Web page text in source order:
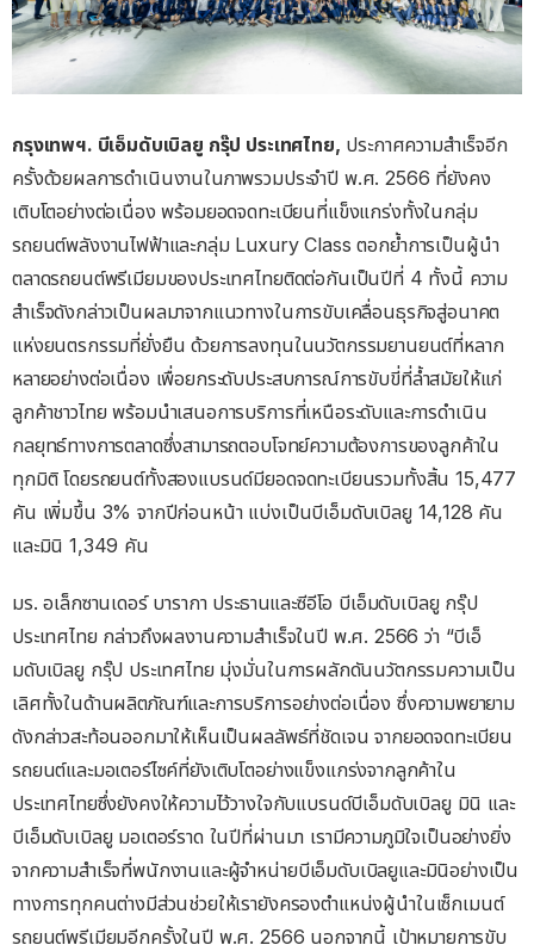
กรุงเทพฯ. บีเอ็มดับเบิลยู กรุ๊ป ประเทศไทย, ประกาศความสำเร็จอีก
ครั้งด้วยผลการดำเนินงานในภาพรวมประจำปี พ.ศ. 2566 ที่ยังคง
เติบโตอย่างต่อเนื่อง พร้อมยอดจดทะเบียนที่แข็งแกร่งทั้งในกลุ่ม
รถยนต์พลังงานไฟฟ้าและกลุ่ม Luxury Class ตอกย้ำการเป็นผู้นำ
ตลาดรถยนต์พรีเมียมของประเทศไทยติดต่อกันเป็นปีที่ 4 ทั้งนี้ ความ
สำเร็จดังกล่าวเป็นผลมาจากแนวทางในการขับเคลื่อนธุรกิจสู่อนาคต
แห่งยนตรกรรมที่ยั่งยืน ด้วยการลงทุนในนวัตกรรมยานยนต์ที่หลาก
หลายอย่างต่อเนื่อง เพื่อยกระดับประสบการณ์การขับขี่ที่ล้ำสมัยให้แก่
ลูกค้าชาวไทย พร้อมนำเสนอการบริการที่เหนือระดับและการดำเนิน
กลยุทธ์ทางการตลาดซึ่งสามารถตอบโจทย์ความต้องการของลูกค้าใน
ทุกมิติ โดยรถยนต์ทั้งสองแบรนด์มียอดจดทะเบียนรวมทั้งสิ้น 15,477
คัน เพิ่มขึ้น 3% จากปีก่อนหน้า แบ่งเป็นบีเอ็มดับเบิลยู 14,128 คัน
และมินิ 1,349 คัน
มร. อเล็กซานเดอร์ บารากา ประธานและซีอีโอ บีเอ็มดับเบิลยู กรุ๊ป
ประเทศไทย กล่าวถึงผลงานความสำเร็จในปี พ.ศ. 2566 ว่า “บีเอ็
มดับเบิลยู กรุ๊ป ประเทศไทย มุ่งมั่นในการผลักดันนวัตกรรมความเป็น
เลิศทั้งในด้านผลิตภัณฑ์และการบริการอย่างต่อเนื่อง ซึ่งความพยายาม
ดังกล่าวสะท้อนออกมาให้เห็นเป็นผลลัพธ์ที่ชัดเจน จากยอดจดทะเบียน
รถยนต์และมอเตอร์ไซค์ที่ยังเติบโตอย่างแข็งแกร่งจากลูกค้าใน
ประเทศไทยซึ่งยังคงให้ความไว้วางใจกับแบรนด์บีเอ็มดับเบิลยู มินิ และ
บีเอ็มดับเบิลยู มอเตอร์ราด ในปีที่ผ่านมา เรามีความภูมิใจเป็นอย่างยิ่ง
จากความสำเร็จที่พนักงานและผู้จำหน่ายบีเอ็มดับเบิลยูและมินิอย่างเป็น
ทางการทุกคนต่างมีส่วนช่วยให้เรายังครองตำแหน่งผู้นำในเซ็กเมนต์
รถยนต์พรีเมียมอีกครั้งในปี พ.ศ. 2566 นอกจากนี้ เป้าหมายการขับ